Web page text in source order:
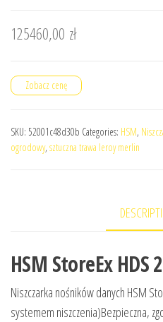
125460,00 zł
Zobacz cenę
SKU: 52001c48d30b Categories: HSM,
ogrodowy, sztuczna trawa leroy merlin
HSM StoreEx HDS
Niszczarka nośników danych HSM
systemem niszczenia)Bezpieczna,